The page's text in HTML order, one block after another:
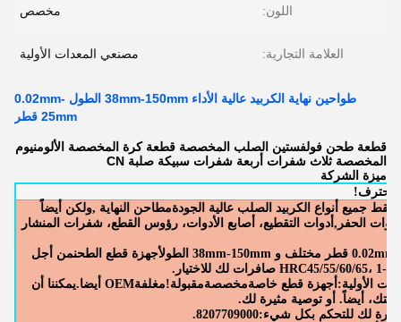
اللون: مخصص
العلامة التجارية: مصنعي المعدات الأولية
طواحين نهاية الكربيد عالية الأداء 38mm-150mm الطول 0.02mm-
25mm قطر
قطعة طحن فولفستين الصلب المخصصة قطعة كرة المخصصة الألومنيوم
المخصصة ثلاث شفرات أربعة شفرات سبيكة صلبة CN
ميزة الشركة
محترف!
مطاحن النهاية ,ولكن أيضاً
أدوات الحفر , أدوات التقطيع، أصابع الأدوات، رؤوس القطع، شفرات المنشار
أجهزة قطع الطحنمن أجل
HRC45/55/60/65، 1-6 صافرات لك للاختيار.
الأولية: أجهزة قطع خاصةمخصصةمقبولة!مغلفة
OEM أيضا.يمكننا أن
، أيضاً. أو توصية مثيرة لك.
لك للتحكم بكل شيء:8207709000.